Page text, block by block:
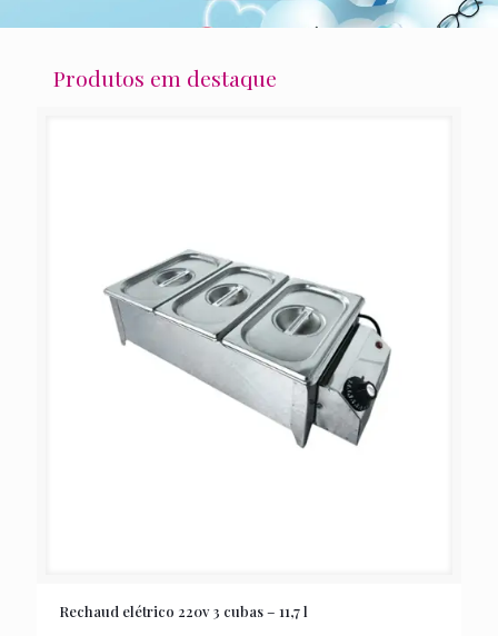
Produtos em destaque
Rechaud elétrico 220v 3 cubas – 11,7 l